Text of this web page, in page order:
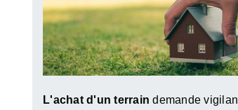
L'achat d'un terrain demande